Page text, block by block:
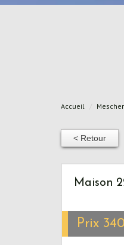
Accueil
< Retour
Maison
Prix